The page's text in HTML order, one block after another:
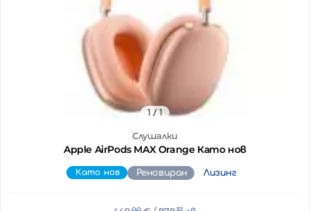
Слушалки
Apple AirPods MAX Orange Като нов
1 / 1
Като нов Реновиран Лизинг